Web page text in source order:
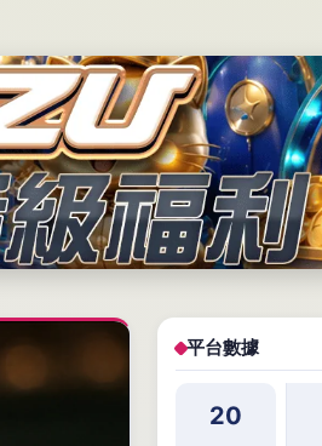
平台數據
20